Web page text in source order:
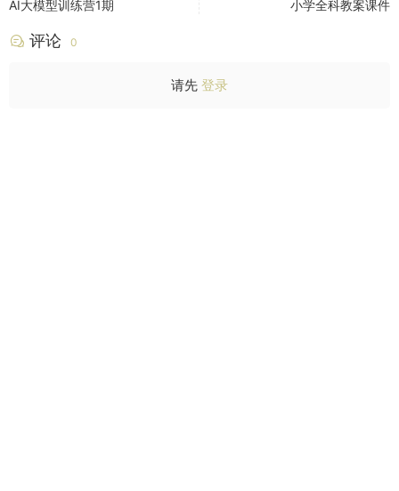
AI大模型训练营1期 小学全科教案课件
评论 0
请先 登录